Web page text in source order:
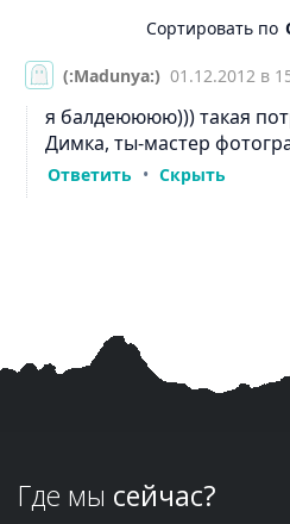
Где мы сейчас?